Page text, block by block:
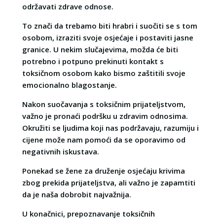
održavati zdrave odnose.
To znači da trebamo biti hrabri i suočiti se s tom
osobom, izraziti svoje osjećaje i postaviti jasne
granice. U nekim slučajevima, možda će biti
potrebno i potpuno prekinuti kontakt s
toksičnom osobom kako bismo zaštitili svoje
emocionalno blagostanje.
Nakon suočavanja s toksičnim prijateljstvom,
važno je pronaći podršku u zdravim odnosima.
Okružiti se ljudima koji nas podržavaju, razumiju i
cijene može nam pomoći da se oporavimo od
negativnih iskustava.
Ponekad se žene za druženje osjećaju krivima
zbog prekida prijateljstva, ali važno je zapamtiti
da je naša dobrobit najvažnija.
U konačnici, prepoznavanje toksičnih